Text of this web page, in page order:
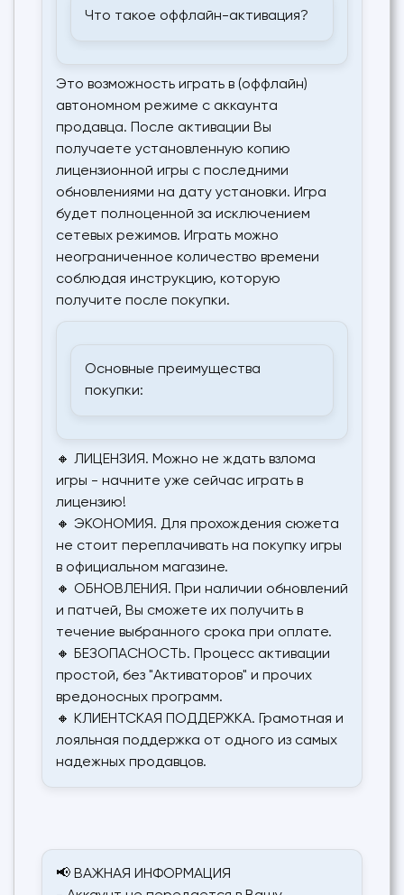
Что такое оффлайн-активация?
Это возможность играть в (оффлайн)
автономном режиме с аккаунта
продавца. После активации Вы
получаете установленную копию
лицензионной игры с последними
обновлениями на дату установки. Игра
будет полноценной за исключением
сетевых режимов. Играть можно
неограниченное количество времени
соблюдая инструкцию, которую
получите после покупки.
Основные преимущества
покупки:
🔸 ЛИЦЕНЗИЯ. Можно не ждать взлома
игры - начните уже сейчас играть в
лицензию!
🔸 ЭКОНОМИЯ. Для прохождения сюжета
не стоит переплачивать на покупку игры
в официальном магазине.
🔸 ОБНОВЛЕНИЯ. При наличии обновлений
и патчей, Вы сможете их получить в
течение выбранного срока при оплате.
🔸 БЕЗОПАСНОСТЬ. Процесс активации
простой, без "Активаторов" и прочих
вредоносных программ.
🔸 КЛИЕНТСКАЯ ПОДДЕРЖКА. Грамотная и
лояльная поддержка от одного из самых
надежных продавцов.
📢 ВАЖНАЯ ИНФОРМАЦИЯ